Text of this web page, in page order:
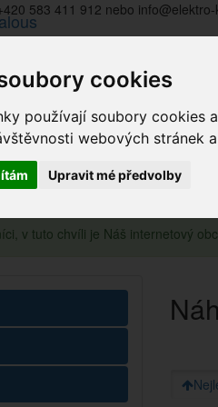
cookies
používají soubory cookies
webových stránek
Upravit mé předvolby
583 411 912 nebo
v tuto chvíli je Náš internetový